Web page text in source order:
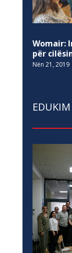
Womair:
për
Nën 21, 2019
EDUKIM